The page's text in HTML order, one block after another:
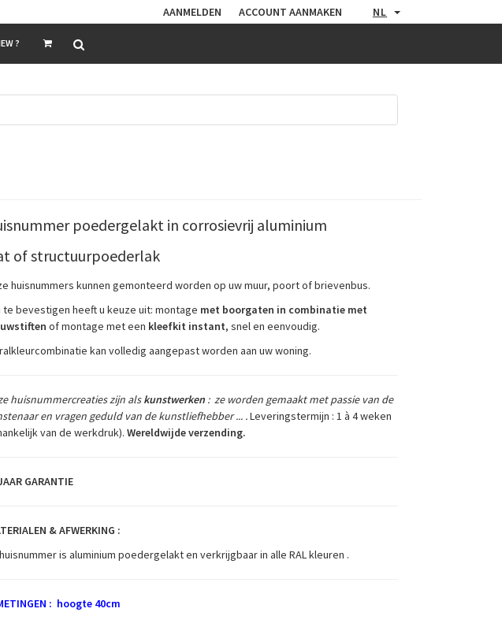
AANMELDEN ACCOUNT AANMAKEN NL
?
poedergelakt in corrosievrij aluminium
of structuurpoederlak
huisnummers kunnen gemonteerd worden op uw muur, poort of brievenbus.
te bevestigen heeft u keuze uit: montage met boorgaten in combinatie met
of montage met een kleefkit instant, snel en eenvoudig.
kan volledig aangepast worden aan uw woning.
huisnummercreaties zijn alskunstwerken : ze worden gemaakt met passie van de
en vragen geduld van de kunstliefhebber ... .Leveringstermijn : 1 à 4 weken
van de werkdruk). Wereldwijde verzending.
GARANTIE
& AFWERKING :
is aluminium poedergelakt en verkrijgbaar in alle RAL kleuren .
: hoogte 40cm